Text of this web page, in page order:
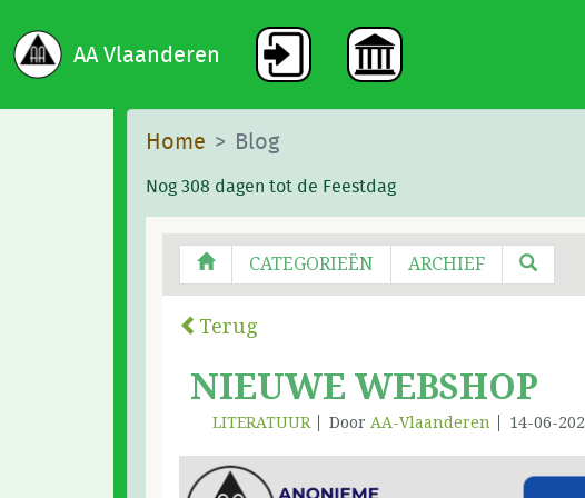
AA Vlaanderen
Home Blog
Nog 308 dagen tot de Feestdag
CATEGORIEËN ARCHIEF
Terug
NIEUWE WEBSHOP
LITERATUUR Door AA-Vlaanderen 14-06-